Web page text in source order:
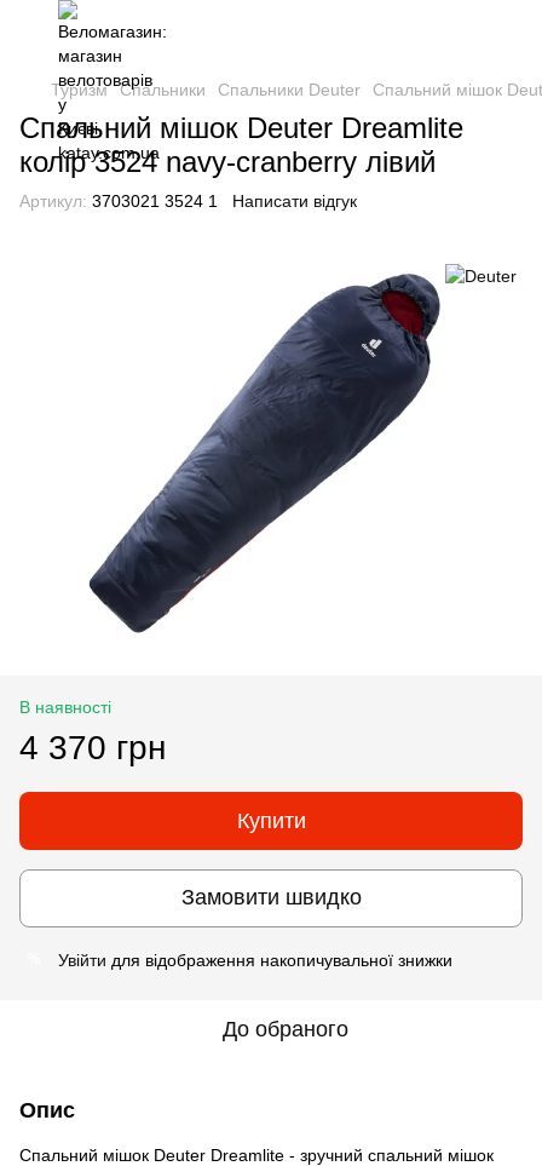
Туризм Спальники Спальники Deuter Спальний мішок
Спальний мішок Deuter Dreamlite
колір 3524 navy-cranberry лівий
Артикул: 3703021 3524 1 Написати відгук
В наявності
4 370 грн
Купити
Замовити швидко
Увійти для відображення накопичувальної знижки
До обраного
Опис
Спальний мішок Deuter Dreamlite - зручний спальний мішок